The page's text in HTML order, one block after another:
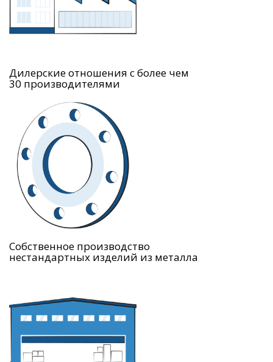
Дилерские отношения с более чем
30 производителями
Собственное производство
нестандартных изделий из металла